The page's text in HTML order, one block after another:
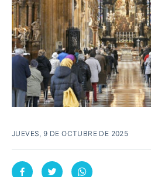
JUEVES, 9 DE OCTUBRE DE 2025